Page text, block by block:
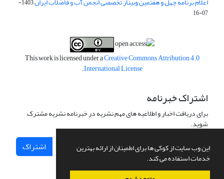
این وب سایت از کوکی ها برای اطمینان از ارائه بهترین
خدمات استفاده می کند.
07-16
This work is licensed under aCreative Commons Attribution 4.0
International License
.
اشتراک خبرنامه
برای دریافت اخبار و اطلاعیه های مهم نشریه در خبرنامه نشریه مشترک
شوید.
اشتراک